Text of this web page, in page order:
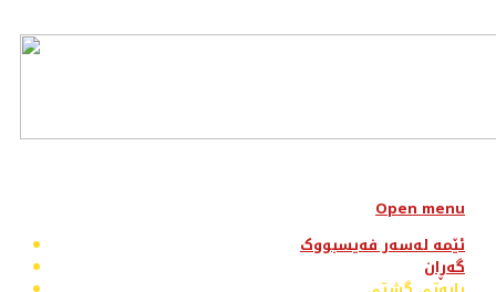
Open menu
ئێمە لەسەر فەیسبووک
گەڕان